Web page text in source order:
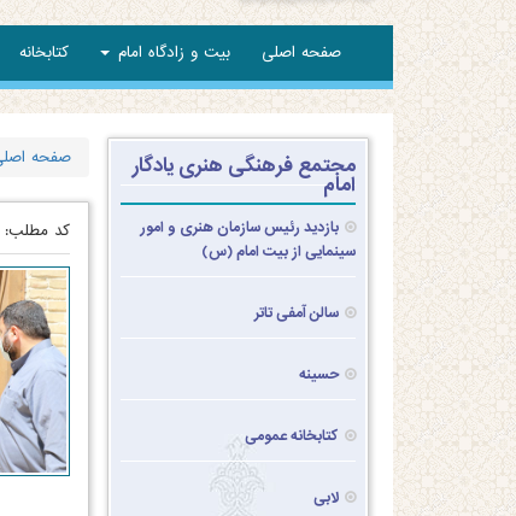
صفحه اصلی بیت و زادگاه امام کتابخانه
مجتمع فرهنگی هنری یادگار
امام
بازدید رئیس سازمان هنری و امور
سینمایی از بیت امام (س)
سالن آمفی تاتر
حسینه
کتابخانه عمومی
لابی
صفحه
کد مطلب: